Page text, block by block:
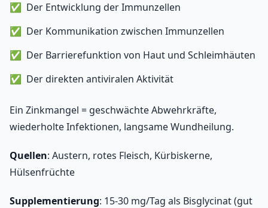
Der Entwicklung der Immunzellen
Der Kommunikation zwischen Immunzellen
Der Barrierefunktion von Haut und Schleimhäuten
Der direkten antiviralen Aktivität
Ein Zinkmangel = geschwächte Abwehrkräfte,
wiederholte Infektionen, langsame Wundheilung.
Quellen: Austern, rotes Fleisch, Kürbiskerne,
Hülsenfrüchte
Supplementierung: 15-30 mg/Tag als Bisglycinat (gut